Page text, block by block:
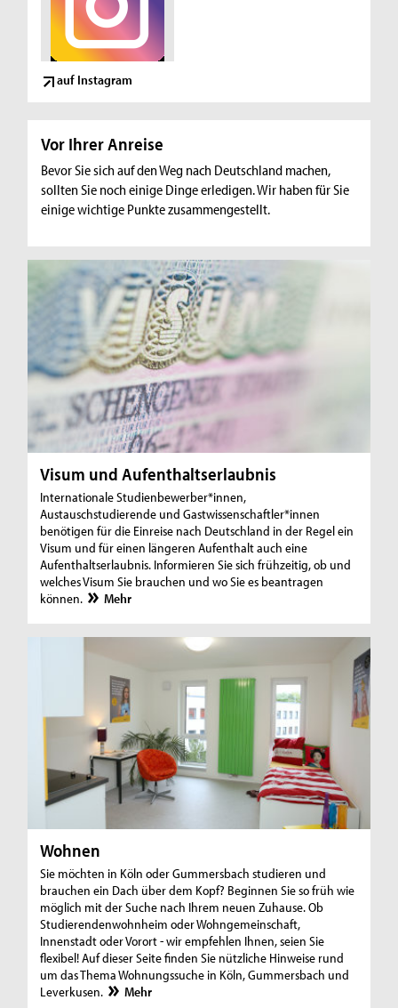
auf Instagram
Vor Ihrer Anreise
Bevor Sie sich auf den Weg nach Deutschland machen,
sollten Sie noch einige Dinge erledigen. Wir haben für Sie
einige wichtige Punkte zusammengestellt.
Visum und Aufenthaltserlaubnis
Internationale Studienbewerber*innen,
Austauschstudierende und Gastwissenschaftler*innen
benötigen für die Einreise nach Deutschland in der Regel ein
Visum und für einen längeren Aufenthalt auch eine
Aufenthaltserlaubnis. Informieren Sie sich frühzeitig, ob und
welches Visum Sie brauchen und wo Sie es beantragen
können.
Mehr
Wohnen
Sie möchten in Köln oder Gummersbach studieren und
brauchen ein Dach über dem Kopf? Beginnen Sie so früh wie
möglich mit der Suche nach Ihrem neuen Zuhause. Ob
Studierendenwohnheim oder Wohngemeinschaft,
Innenstadt oder Vorort - wir empfehlen Ihnen, seien Sie
flexibel! Auf dieser Seite finden Sie nützliche Hinweise rund
um das Thema Wohnungssuche in Köln, Gummersbach und
Leverkusen.
Mehr